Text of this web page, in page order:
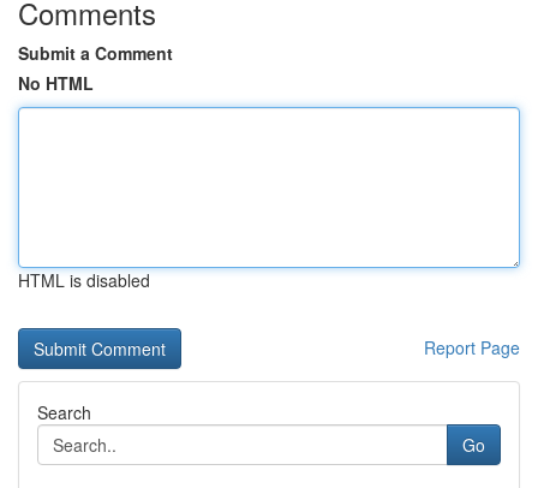
Comments
Submit a Comment
No HTML
HTML is disabled
Report Page
Search
Go